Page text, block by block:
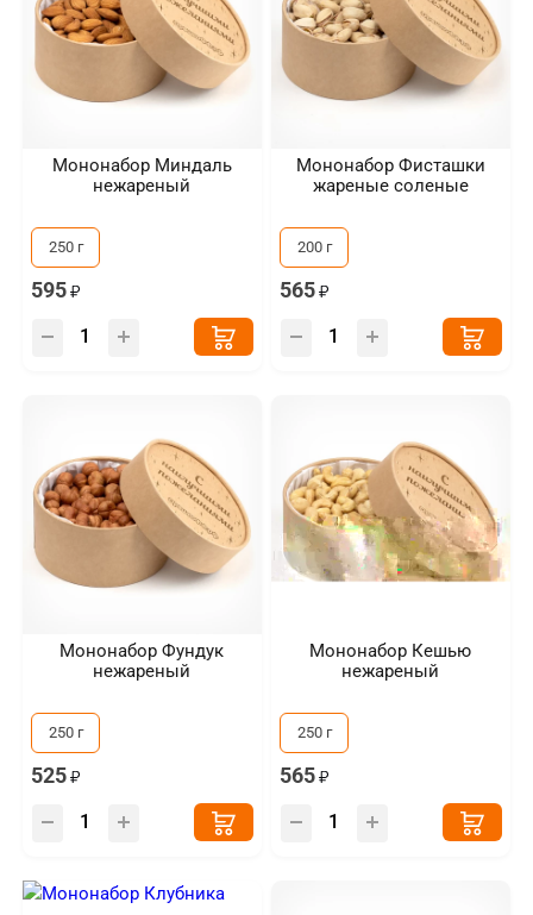
Мононабор Миндаль
нежареный
250 г
595
Мононабор Фисташки
жареные соленые
200 г
565
Мононабор Фундук
нежареный
250 г
525
Мононабор Кешью
нежареный
250 г
565